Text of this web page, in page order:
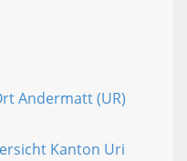
Andermatt (UR)
Kanton Uri